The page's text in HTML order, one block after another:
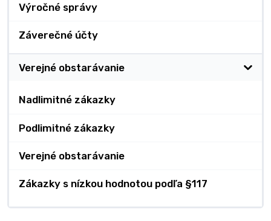
Výročné správy
Záverečné účty
Verejné obstarávanie
Nadlimitné zákazky
Podlimitné zákazky
Verejné obstarávanie
Zákazky s nízkou hodnotou podľa §117